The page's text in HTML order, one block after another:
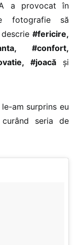
a provocat în
fotografie să
#fericire,
#confort,
#joacă și
am surprins eu
seria de